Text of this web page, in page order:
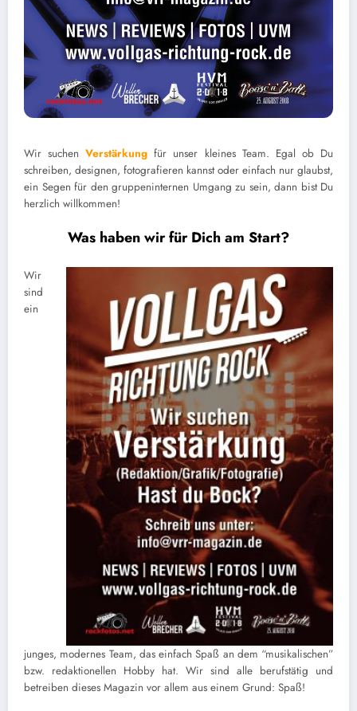
Wir suchenVerstärkung für unser kleines Team. Egal ob Du
schreiben, designen, fotografieren kannst oder einfach nur glaubst,
ein Segen für den gruppeninternen Umgang zu sein, dann bist Du
herzlich willkommen!
Was haben wir für Dich am Start?
Wir
sind
ein
junges, modernes Team, das einfach Spaß an dem “musikalischen”
bzw. redaktionellen Hobby hat. Wir sind alle berufstätig und
betreiben dieses Magazin vor allem aus einem Grund: Spaß!